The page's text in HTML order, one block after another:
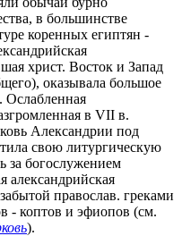
в большинстве
коренных египтян -
христ. Восток и Запад
оказывала большое
Ослабленная
в VII в.
Александрии под
свою литургическую
за богослужением
александрийская
православ. греками
- коптов и эфиопов (см.
).